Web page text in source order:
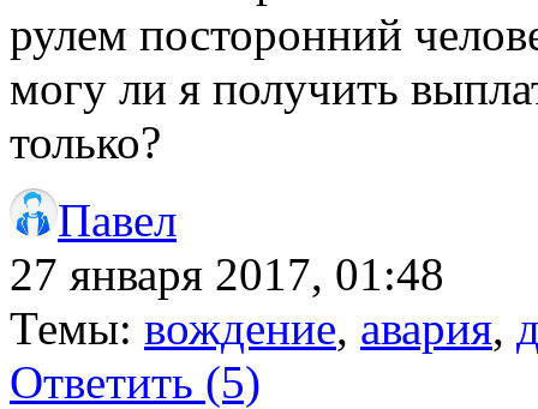
рулем посторонний
могу ли я получить
только?
Павел
27 января 2017, 01:48
Темы: вождение, авария,
Ответить (5)